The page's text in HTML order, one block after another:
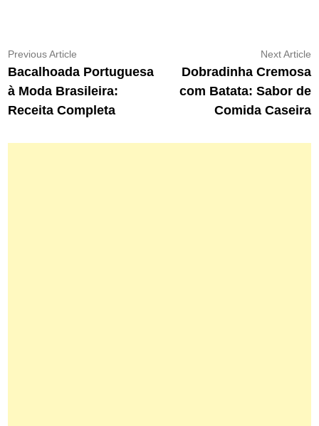
Navegação
de
Post
Previous Article
article:
Bacalhoada Portuguesa
à Moda Brasileira:
Receita Completa
Next Article
Dobradinha Cremosa
com Batata: Sabor de
Comida Caseira